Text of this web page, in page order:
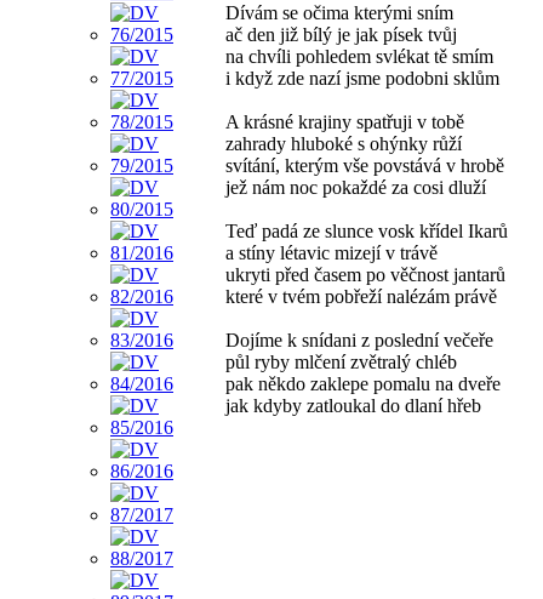
Dívám se očima kterými sním
ač den již bílý je jak písek tvůj
na chvíli pohledem svlékat tě smím
i když zde nazí jsme podobni sklům
A krásné krajiny spatřuji v tobě
zahrady hluboké s ohýnky růží
svítání, kterým vše povstává v hrobě
jež nám noc pokaždé za cosi dluží
Teď padá ze slunce vosk křídel Ikarů
a stíny létavic mizejí v trávě
ukryti před časem po věčnost jantarů
které v tvém pobřeží nalézám právě
Dojíme k snídani z poslední večeře
půl ryby mlčení zvětralý chléb
pak někdo zaklepe pomalu na dveře
jak kdyby zatloukal do dlaní hřeb